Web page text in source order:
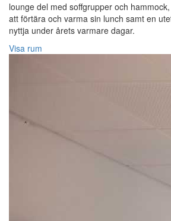
lounge del med soffgrupper och
att förtära och varma sin lunch samt en
nyttja under årets varmare dagar.
Visa rum